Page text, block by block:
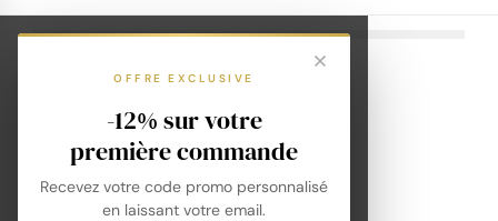
OFFRE EXCLUSIVE
-12% sur votre
première commande
Recevez votre code promo personnalisé
en laissant votre email.